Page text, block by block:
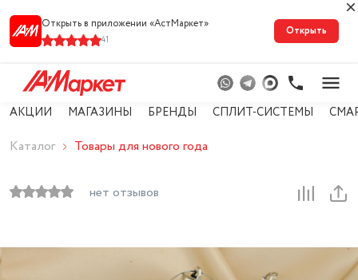
Открыть в приложении «АстМарке‪т‬»
41
Открыть
АКЦИИ МАГАЗИНЫ БРЕНДЫ СПЛИТ-СИСТЕМЫ
Каталог Товары для нового года
нет отзывов